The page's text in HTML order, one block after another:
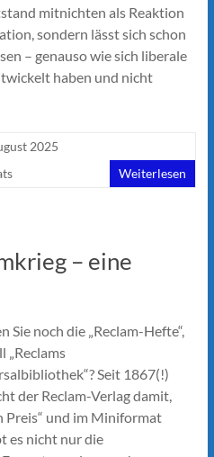
mitnichten als Reaktion
sondern lässt sich schon
– genauso wie sich liberale
haben und nicht
2025
Weiterlesen
– eine
Sie noch die „Reclam-Hefte“,
„Reclams
Seit 1867(!)
der Reclam-Verlag damit,
Preis“ und im Miniformat
es nicht nur die